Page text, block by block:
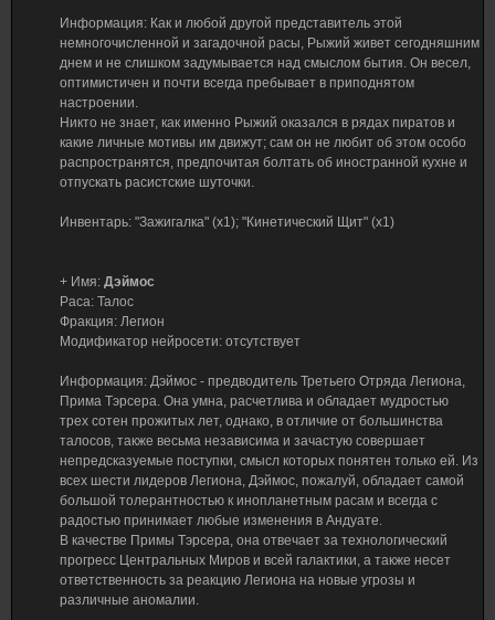
Информация: Как и любой другой представитель этой
немногочисленной и загадочной расы, Рыжий живет сегодняшним
днем и не слишком задумывается над смыслом бытия. Он весел,
оптимистичен и почти всегда пребывает в приподнятом
настроении.
Никто не знает, как именно Рыжий оказался в рядах пиратов и
какие личные мотивы им движут; сам он не любит об этом особо
распространятся, предпочитая болтать об иностранной кухне и
отпускать расистские шуточки.
Инвентарь: "Зажигалка" (х1); "Кинетический Щит" (х1)
+ Имя: Дэймос
Раса: Талос
Фракция: Легион
Модификатор нейросети: отсутствует
Информация: Дэймос - предводитель Третьего Отряда Легиона,
Прима Тэрсера. Она умна, расчетлива и обладает мудростью
трех сотен прожитых лет, однако, в отличие от большинства
талосов, также весьма независима и зачастую совершает
непредсказуемые поступки, смысл которых понятен только ей. Из
всех шести лидеров Легиона, Дэймос, пожалуй, обладает самой
большой толерантностью к инопланетным расам и всегда с
радостью принимает любые изменения в Андуате.
В качестве Примы Тэрсера, она отвечает за технологический
прогресс Центральных Миров и всей галактики, а также несет
ответственность за реакцию Легиона на новые угрозы и
различные аномалии.